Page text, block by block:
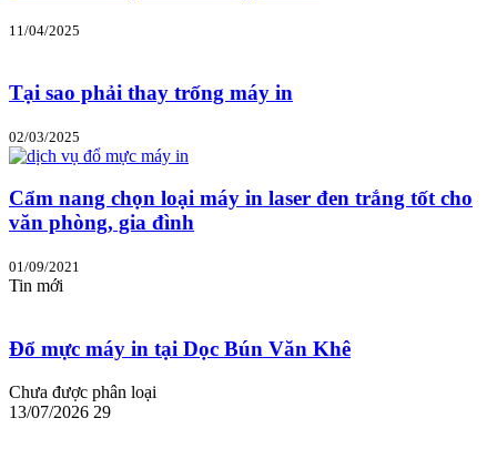
11/04/2025
Tại sao phải thay trống máy in
02/03/2025
Cẩm nang chọn loại máy in laser đen trắng tốt cho
văn phòng, gia đình
01/09/2021
Tin mới
Đổ mực máy in tại Dọc Bún Văn Khê
Chưa được phân loại
13/07/2026 29